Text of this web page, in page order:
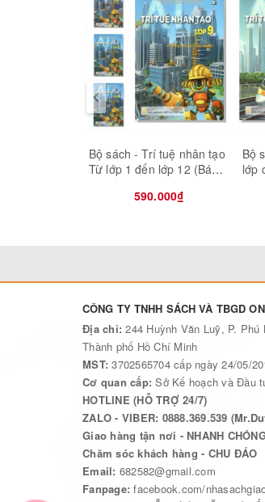
Bộ sách - Trí tuệ nhân tạo
Từ lớp 1 đến lớp 12 (Bán
590.000₫
Bộ
lớp
CÔNG TY TNHH SÁCH VÀ TBGD
Địa chỉ:244 Huỳnh Văn Luỹ, P. Phú
Thành phố Hồ Chí Minh
MST:3702565704 cấp ngày 24/05/
Cơ quan cấp:Sở Kế hoạch và Đầu
HOTLINE (HỖ TRỢ 24/7)
ZALO - VIBER: 0888.369.539
Giao hàng tận nơi - NHANH
Chăm sóc khách hàng - CHU ĐÁO
Email: 682582@gmail.com
Fanpage:facebook.com/